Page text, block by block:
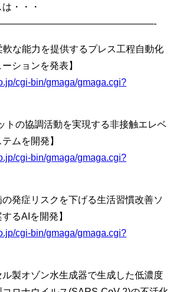
・・・
軟な能力を提供するプレス工程自動化
ションを発表】
cgi-bin/gmaga/gmaga.cgi?
トの協調活動を実現する非接触エレベ
ムを開発】
cgi-bin/gmaga/gmaga.cgi?
の発症リスクを下げる生活習慣改善ソ
るAIを開発】
cgi-bin/gmaga/gmaga.cgi?
ル製オゾン水生成器で生成した低濃度